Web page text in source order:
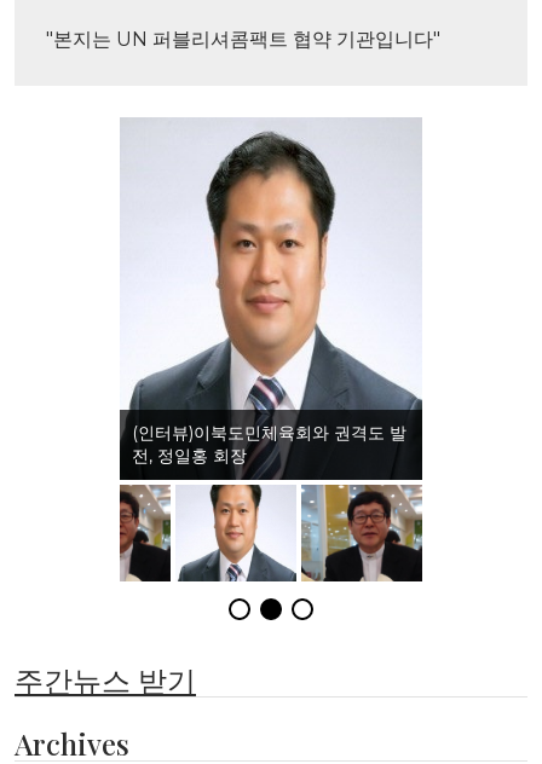
"본지는 UN 퍼블리셔콤팩트 협약 기관입니다"
(인터뷰)이북도민체육회와 권격도 발
전, 정일홍 회장
주간뉴스 받기
Archives